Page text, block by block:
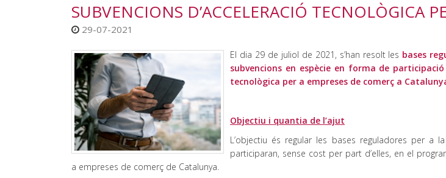
SUBVENCIONS D’ACCELERACIÓ TECNOLÒGICA
29-07-2021
El dia 29 de juliol de 2021, s’han resolt les bases
subvencions en espècie en forma de
tecnològica per a empreses de comerç a
Objectiu i quantia de l’ajut
L’objectiu és regular les bases reguladores per a
participaran, sense cost per part d’elles, en el
a empreses de comerç de Catalunya.